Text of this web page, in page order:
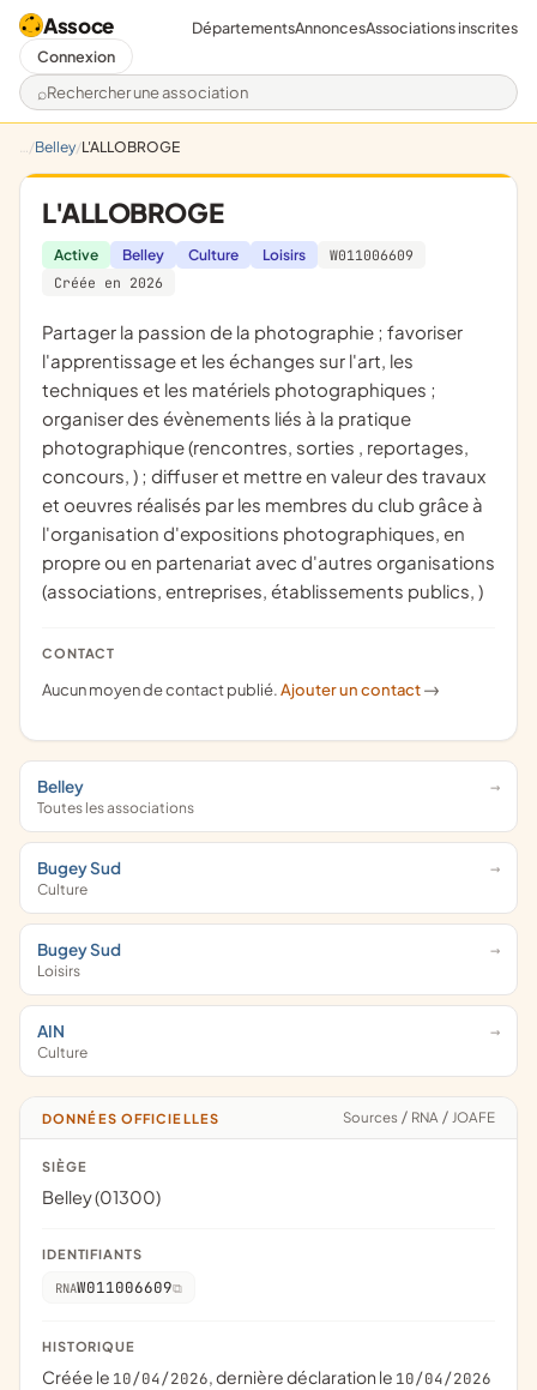
Assoce
Rechercher une association
DépartementsAnnoncesAssociations inscrites
Connexion
Belley L'ALLOBROGE
L'ALLOBROGE
Active Belley Culture Loisirs
W011006609
Créée en 2026
partager la passion de la photographie ; favoriser
l'apprentissage et les échanges sur l'art, les
techniques et les matériels photographiques ;
organiser des évènements liés à la pratique
photographique (rencontres, sorties , reportages,
concours, ) ; diffuser et mettre en valeur des travaux
et oeuvres réalisés par les membres du club grâce à
l'organisation d'expositions photographiques, en
propre ou en partenariat avec d'autres organisations
(associations, entreprises, établissements publics, )
CONTACT
Aucun moyen de contact publié.Ajouter un contact ->
Belley
Toutes les associations
Bugey Sud
Culture
Bugey Sud
Loisirs
AIN
Culture
DONNÉES OFFICIELLES Sources / RNA / JOAFE
SIÈGE
Belley (01300)
IDENTIFIANTS
RNAW011006609
HISTORIQUE
Créée le 10/04/2026, dernière déclaration le 10/04/2026